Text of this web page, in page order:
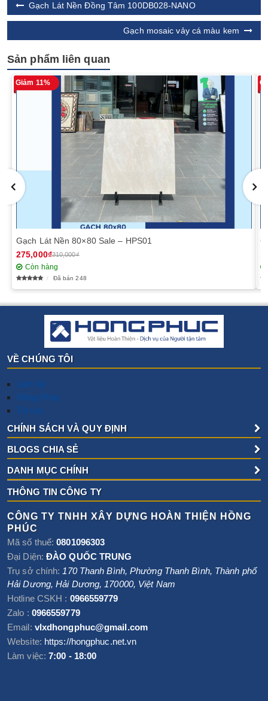
Gạch Lát Nền Đồng Tâm 100DB028-NANO
Gạch mosaic vảy cá màu kem
Sản phẩm liên quan
Gạch Lát Nền 80×80 Sale – HPS01
275,000₫310,000₫
Giảm 11%
Còn hàng
Đã bán 248
VỀ CHÚNG TÔI
Liên hệ
Hồng Phúc
Tin tức
CHÍNH SÁCH VÀ QUY ĐỊNH
BLOGS CHIA SẺ
DANH MỤC CHÍNH
THÔNG TIN CÔNG TY
CÔNG TY TNHH XÂY DỰNG HOÀN THIỆN HỒNG
PHÚC
Mã số thuế:0801096303
Đại Diện: ĐÀO QUỐC TRUNG
Trụ sở chính: 170 Thanh Bình, Phường Thanh Bình, Thành phố
Hải Dương,Hải Dương, 170000, Việt Nam
Hotline CSKH : 0966559779
Zalo : 0966559779
Email: vlxdhongphuc@gmail.com
Website: https://hongphuc.net.vn
Làm việc: 7:00 - 18:00